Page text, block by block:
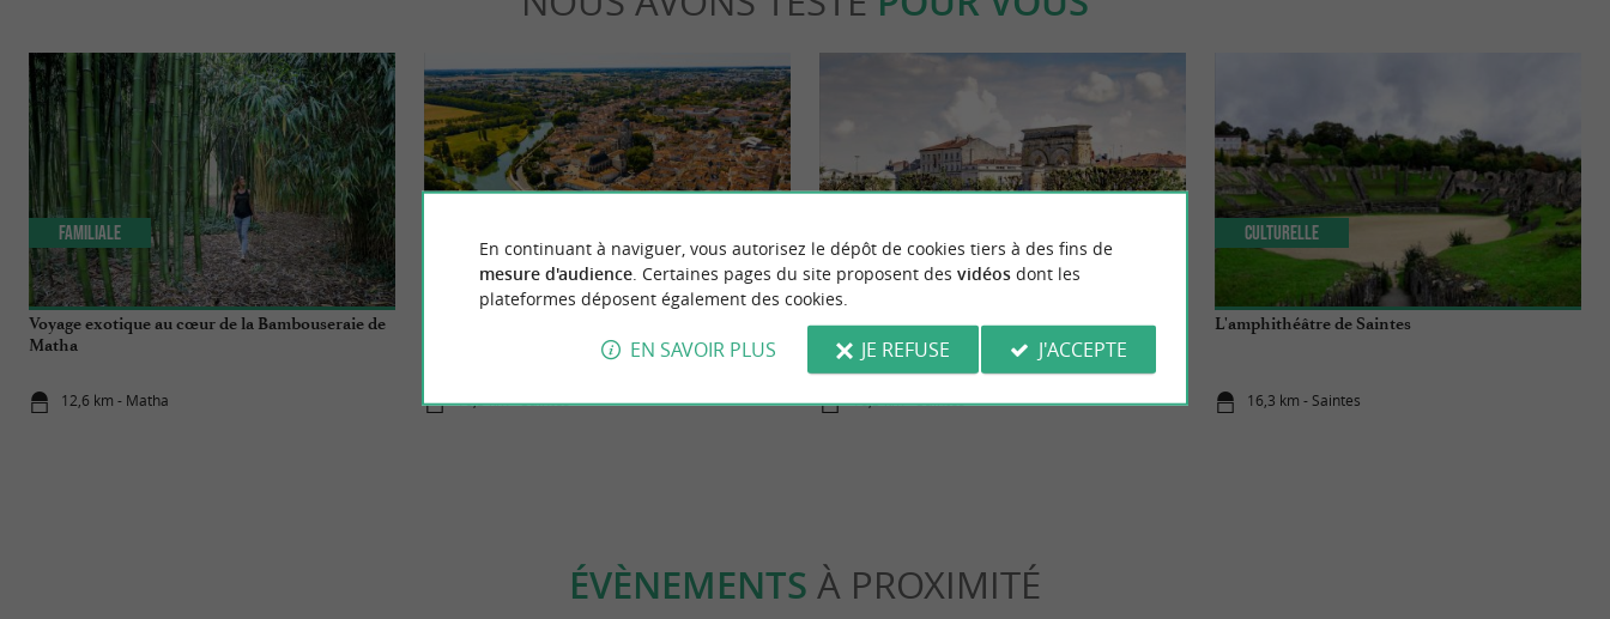
Voyage exotique au cœur de la Bambouseraie de
Matha
12,6 km - Matha
Familiale
16,3 km - Saintes
Que faire en Vals de Saintonge et à Saintes ?
16,3 km - Saintes
L'amphithéâtre de Saintes
16,3 km - Saintes
Culturelle
ÉVÈNEMENTS À PROXIMITÉ
En continuant à naviguer, vous autorisez le dépôt de cookies tiers à des fins de
mesure d'audience. Certaines pages du site proposent des vidéosdont les
plateformes déposent également des cookies.
EN SAVOIR PLUS JE REFUSE J'ACCEPTE